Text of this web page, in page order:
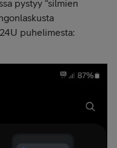
pystyy “silmien
puhelimesta: